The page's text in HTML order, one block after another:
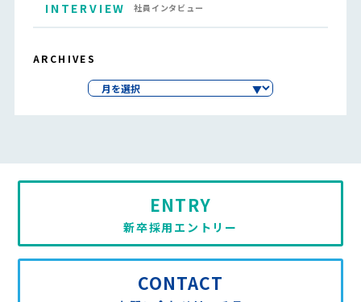
INTERVIEW 社員インタビュー
ARCHIVES
CONTACT
ENTRY
新卒採用エントリー